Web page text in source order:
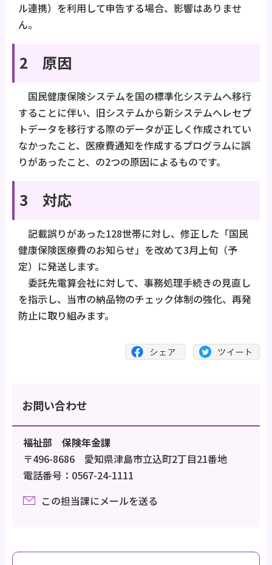
ル連携）を利用して申告する場合、影響はありませ
ん。
2 原因
国民健康保険システムを国の標準化システムへ移行
することに伴い、旧システムから新システムへレセプ
トデータを移行する際のデータが正しく作成されてい
なかったこと、医療費通知を作成するプログラムに誤
りがあったこと、の2つの原因によるものです。
3 対応
記載誤りがあった128世帯に対し、修正した「国民
健康保険医療費のお知らせ」を改めて3月上旬（予
定）に発送します。
委託先電算会社に対して、事務処理手続きの見直し
を指示し、当市の納品物のチェック体制の強化、再発
防止に取り組みます。
お問い合わせ
福祉部 保険年金課
〒496-8686 愛知県津島市立込町2丁目21番地
電話番号：0567-24-1111
この担当課にメールを送る